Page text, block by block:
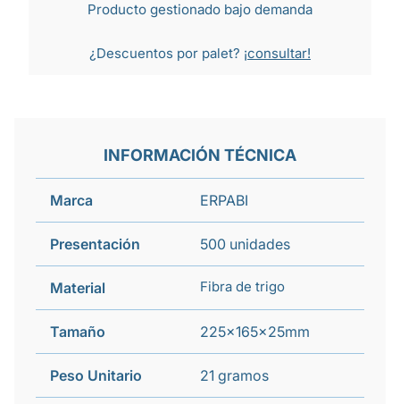
Producto gestionado bajo demanda
¿Descuentos por palet? ¡consultar!
INFORMACIÓN TÉCNICA
Marca ERPABI
Presentación 500 unidades
Material Fibra de trigo
Tamaño 225x165x25mm
Peso Unitario 21 gramos